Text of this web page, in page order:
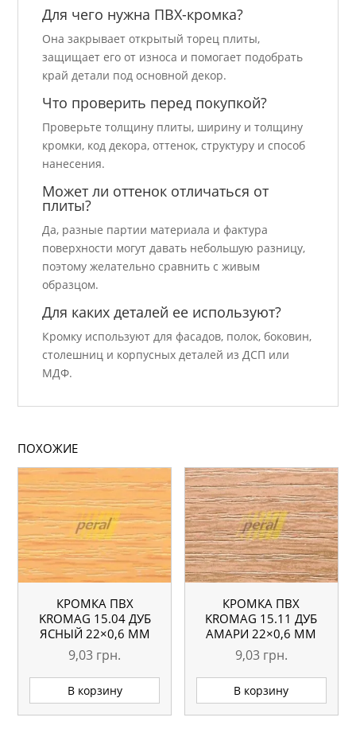
Для чего нужна ПВХ-кромка?
Она закрывает открытый торец плиты,
защищает его от износа и помогает подобрать
край детали под основной декор.
Что проверить перед покупкой?
Проверьте толщину плиты, ширину и толщину
кромки, код декора, оттенок, структуру и способ
нанесения.
Может ли оттенок отличаться от
плиты?
Да, разные партии материала и фактура
поверхности могут давать небольшую разницу,
поэтому желательно сравнить с живым
образцом.
Для каких деталей ее используют?
Кромку используют для фасадов, полок, боковин,
столешниц и корпусных деталей из ДСП или
МДФ.
ПОХОЖИЕ
КРОМКА ПВХ
KROMAG 15.04 ДУБ
ЯСНЫЙ 22×0,6 ММ
9,03 грн.
В корзину
КРОМКА ПВХ
KROMAG 15.11 ДУБ
АМАРИ 22×0,6 ММ
9,03 грн.
В корзину